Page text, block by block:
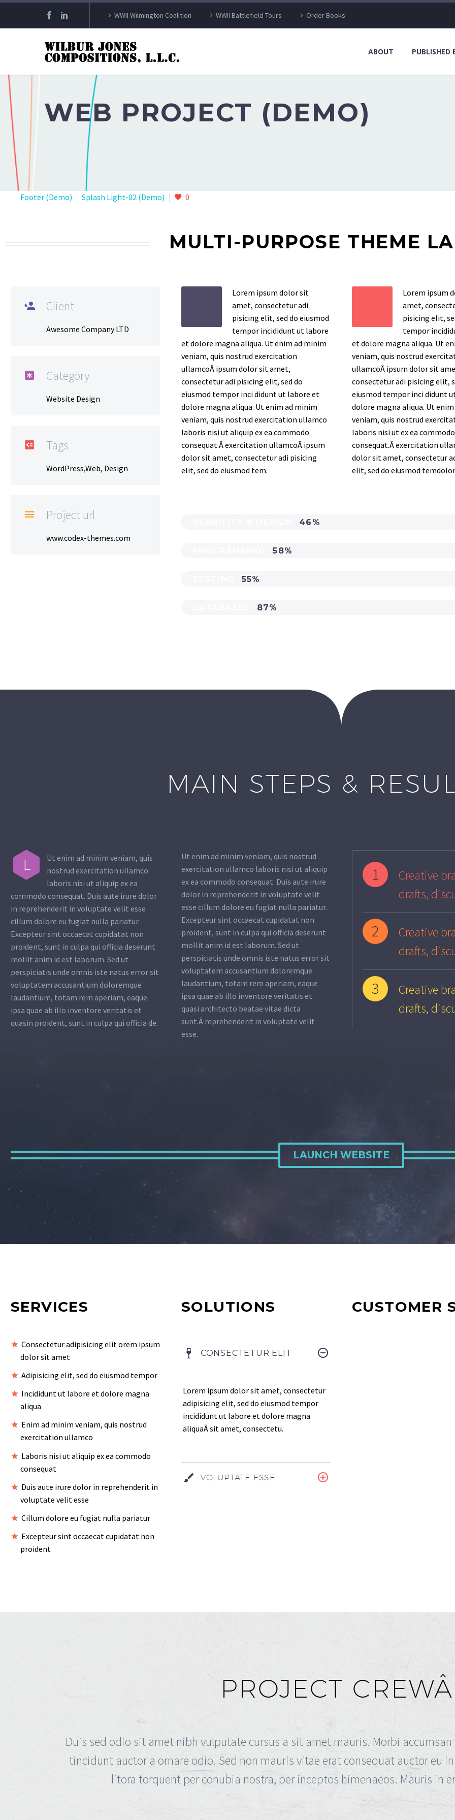
WWII Wilmington Coalition WWII Battlefield Tours Order Books
ABOUT PUBLISHED
WEB PROJECT (DEMO)
Footer (Demo) Splash Light-02 (Demo) 0
MULTI-PURPOSE THEME
 Client
Awesome Company LTD
 Category
Website Design
 Tags
WordPress,Web, Design
 Project url
www.codex-themes.com
Lorem ipsum dolor sit
amet, consectetur adi
pisicing elit, sed do eiusmod
tempor incididunt ut labore
et dolore magna aliqua. Ut enim ad minim
veniam, quis nostrud exercitation
ullamcoÂ ipsum dolor sit amet,
consectetur adi pisicing elit, sed do
eiusmod tempor inci didunt ut labore et
dolore magna aliqua. Ut enim ad minim
veniam, quis nostrud exercitation ullamco
laboris nisi ut aliquip ex ea commodo
consequat.Â exercitation ullamcoÂ ipsum
dolor sit amet, consectetur adi pisicing
elit, sed do eiusmod tem.
Lorem ipsum
amet,
pisicing elit,
tempor
et dolore magna aliqua. Ut
veniam, quis nostrud
ullamcoÂ ipsum dolor sit
consectetur adi pisicing elit,
eiusmod tempor inci didunt
dolore magna aliqua. Ut
veniam, quis nostrud
laboris nisi ut ex ea commodo
consequat.Â exercitation
dolor sit amet, consectetur
elit, sed do eiusmod
46%
58%
55%
87%
MAIN STEPS &
L
Ut enim ad minim veniam, quis
nostrud exercitation ullamco
laboris nisi ut aliquip ex ea
commodo consequat. Duis aute irure dolor
in reprehenderit in voluptate velit esse
cillum dolore eu fugiat nulla pariatur.
Excepteur sint occaecat cupidatat non
proident, sunt in culpa qui officia deserunt
mollit anim id est laborum. Sed ut
perspiciatis unde omnis iste natus error sit
voluptatem accusantium doloremque
laudantium, totam rem aperiam, eaque
ipsa quae ab illo inventore veritatis et
quasin proident, sunt in culpa qui officia de.
Ut enim ad minim veniam, quis nostrud
exercitation ullamco laboris nisi ut aliquip
ex ea commodo consequat. Duis aute irure
dolor in reprehenderit in voluptate velit
esse cillum dolore eu fugiat nulla pariatur.
Excepteur sint occaecat cupidatat non
proident, sunt in culpa qui officia deserunt
mollit anim id est laborum. Sed ut
perspiciatis unde omnis iste natus error sit
voluptatem accusantium doloremque
laudantium, totam rem aperiam, eaque
ipsa quae ab illo inventore veritatis et
quasi architecto beatae vitae dicta
sunt.Â reprehenderit in voluptate velit
esse.
1
Creative
drafts,
2
Creative
drafts,
3
Creative
drafts,
LAUNCH WEBSITE
SERVICES
Consectetur adipisicing elit orem ipsum
dolor sit amet
Adipisicing elit, sed do eiusmod tempor
Incididunt ut labore et dolore magna
aliqua
Enim ad minim veniam, quis nostrud
exercitation ullamco
Laboris nisi ut aliquip ex ea commodo
consequat
Duis aute irure dolor in reprehenderit in
voluptate velit esse
Cillum dolore eu fugiat nulla pariatur
Excepteur sint occaecat cupidatat non
proident
SOLUTIONS
CONSECTETUR ELIT
Lorem ipsum dolor sit amet, consectetur
adipisicing elit, sed do eiusmod tempor
incididunt ut labore et dolore magna
aliquaÂ sit amet, consectetu.
VOLUPTATE ESSE
CUSTOMER
PROJECT
Duis sed odio sit amet nibh vulputate cursus a sit amet mauris. Morbi
tincidunt auctor a ornare odio. Sed non mauris vitae erat consequat auctor eu
litora torquent per conubia nostra, per inceptos himenaeos. Mauris in